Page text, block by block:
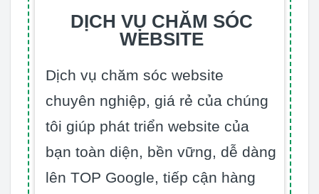
DỊCH VỤ CHĂM SÓC
WEBSITE
Dịch vụ chăm sóc website
chuyên nghiệp, giá rẻ của chúng
tôi giúp phát triển website của
bạn toàn diện, bền vững, dễ dàng
lên TOP Google, tiếp cận hàng